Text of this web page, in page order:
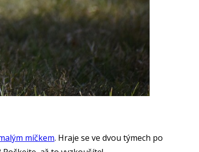
míčkem. Hraje se ve dvou týmech po